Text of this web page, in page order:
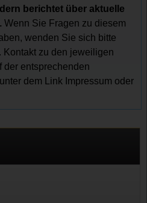
berichtet über aktuelle
Wenn Sie Fragen zu diesem
wenden Sie sich bitte
Kontakt zu den jeweiligen
der entsprechenden
dem Link Impressum oder